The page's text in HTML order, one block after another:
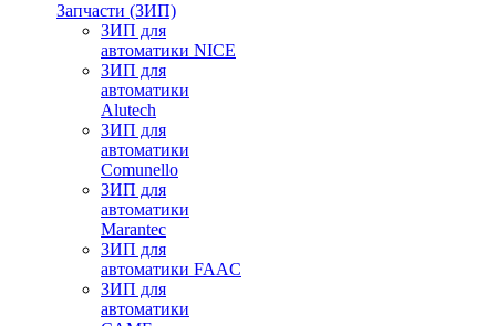
Запчасти (ЗИП)
ЗИП для
автоматики NICE
ЗИП для
автоматики
Alutech
ЗИП для
автоматики
Comunello
ЗИП для
автоматики
Marantec
ЗИП для
автоматики FAAC
ЗИП для
автоматики